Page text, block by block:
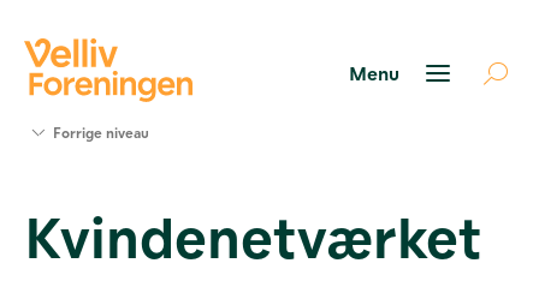
Værktøjer
og viden
Forrige niveau
Kvindenetværket